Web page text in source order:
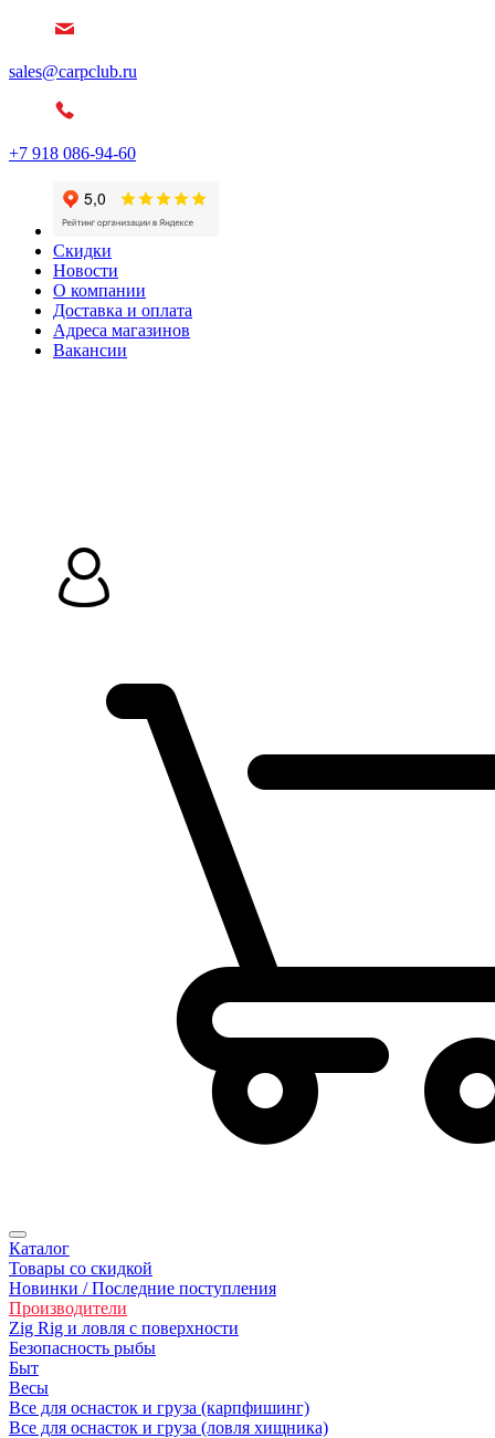
sales@carpclub.ru
+7 918 086-94-60
Скидки
Новости
О компании
Доставка и оплата
Адреса магазинов
Вакансии
Каталог
Товары со скидкой
Новинки / Последние поступления
Производители
Zig Rig и ловля с поверхности
Безoпасность рыбы
Быт
Весы
Все для оснасток и груза (карпфишинг)
Все для оснасток и груза (ловля хищника)